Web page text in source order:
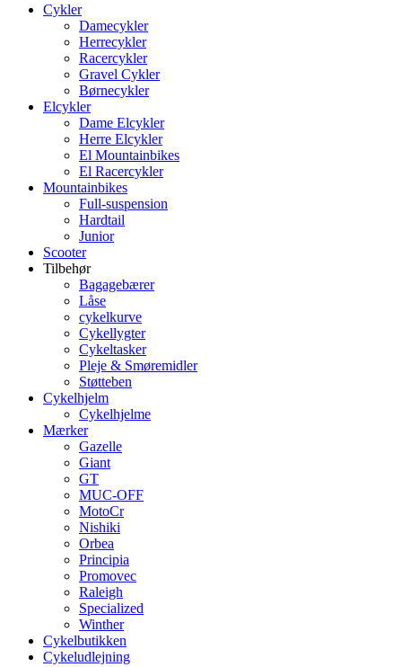
Cykler
Damecykler
Herrecykler
Racercykler
Gravel Cykler
Børnecykler
Elcykler
Dame Elcykler
Herre Elcykler
El Mountainbikes
El Racercykler
Mountainbikes
Full-suspension
Hardtail
Junior
Scooter
Tilbehør
Bagagebærer
Låse
cykelkurve
Cykellygter
Cykeltasker
Pleje & Smøremidler
Støtteben
Cykelhjelm
Cykelhjelme
Mærker
Gazelle
Giant
GT
MUC-OFF
MotoCr
Nishiki
Orbea
Principia
Promovec
Raleigh
Specialized
Winther
Cykelbutikken
Cykeludlejning